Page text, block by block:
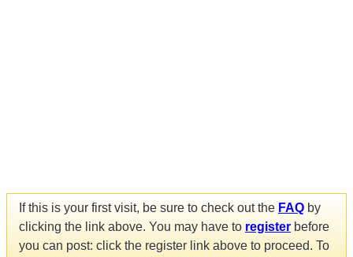
If this is your first visit, be sure to check out the FAQ by
clicking the link above. You may have to register before
you can post: click the register link above to proceed. To